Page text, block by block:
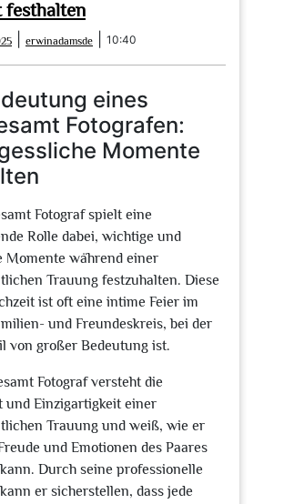
festhalten
Februar
2025
erwinadamsde erwinadamsde
10:40
eines
Fotografen:
Momente
Fotograf spielt eine
Rolle dabei, wichtige und
Momente während einer
Trauung festzuhalten. Diese
ist oft eine intime Feier im
und Freundeskreis, bei der
von großer Bedeutung ist.
Fotograf versteht die
und Einzigartigkeit einer
Trauung und weiß, wie er
und Emotionen des Paares
Durch seine professionelle
er sicherstellen, dass jede